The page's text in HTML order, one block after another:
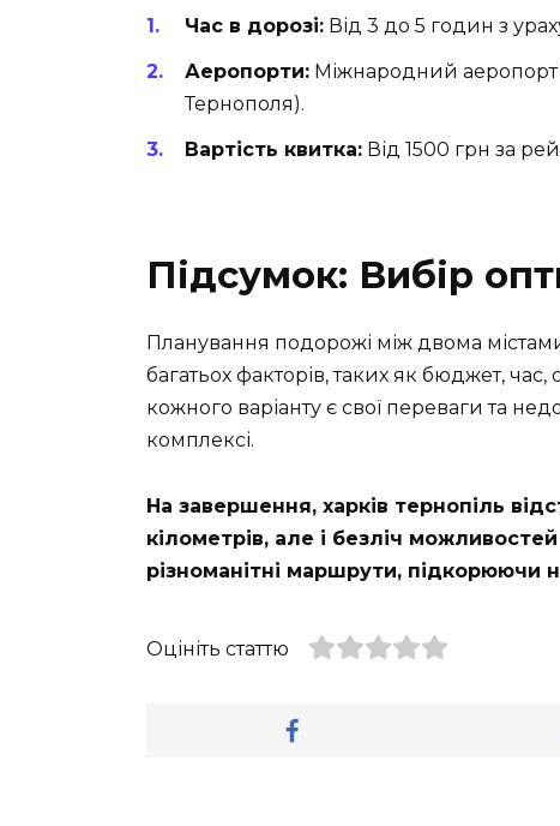
Час в дорозі: Від 3 до 5 годин з
Аеропорти: Міжнародний аеропорт
Тернополя).
Вартість квитка: Від 1500 грн за
Підсумок: Вибір
Планування подорожі між двома
багатьох факторів, таких як бюджет,
кожного варіанту є свої переваги та
комплексі.
На завершення, харків тернопіль
кілометрів, але і безліч
різноманітні маршрути, підкорюючи
Оцініть статтю